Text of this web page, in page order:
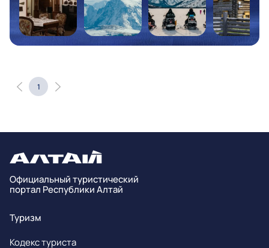
1
Официальный туристический
портал Республики Алтай
Туризм
Кодекс туриста